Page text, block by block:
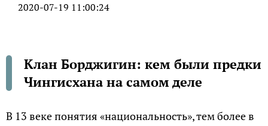
2020-07-19 11:00:24
Клан Борджигин: кем были предки
Чингисхана на самом деле
В 13 веке понятия «национальность», тем более в